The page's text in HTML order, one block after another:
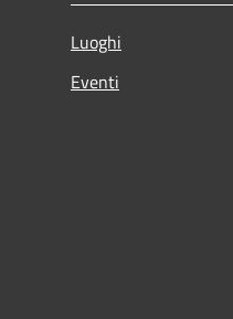
Luoghi
Eventi